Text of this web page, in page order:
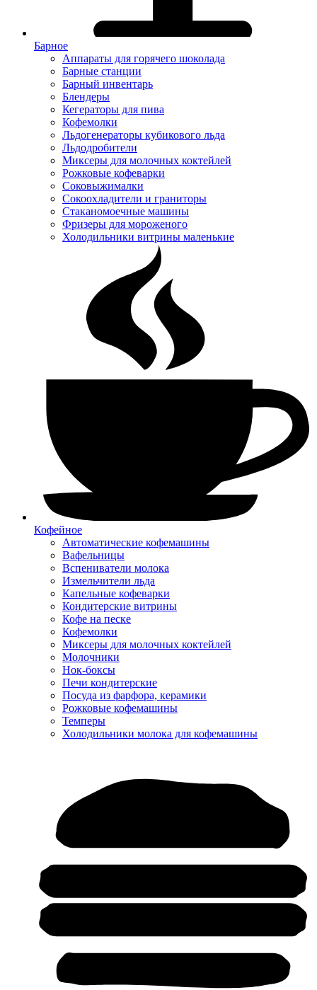
Барное
Аппараты для горячего шоколада
Барные станции
Барный инвентарь
Блендеры
Кегераторы для пива
Кофемолки
Льдогенераторы кубикового льда
Льдодробители
Миксеры для молочных коктейлей
Рожковые кофеварки
Соковыжималки
Сокоохладители и граниторы
Стаканомоечные машины
Фризеры для мороженого
Холодильники витрины маленькие
Кофейное
Автоматические кофемашины
Вафельницы
Вспениватели молока
Измельчители льда
Капельные кофеварки
Кондитерские витрины
Кофе на песке
Кофемолки
Миксеры для молочных коктейлей
Молочники
Нок-боксы
Печи кондитерские
Посуда из фарфора, керамики
Рожковые кофемашины
Темперы
Холодильники молока для кофемашины